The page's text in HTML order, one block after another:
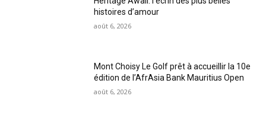
histoires d’amour
août 6, 2026
Mont Choisy Le Golf prêt à accueillir la 10e
édition de l’AfrAsia Bank Mauritius Open
août 6, 2026